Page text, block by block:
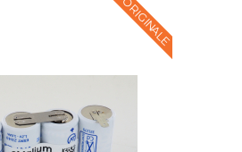
ORIGINALE